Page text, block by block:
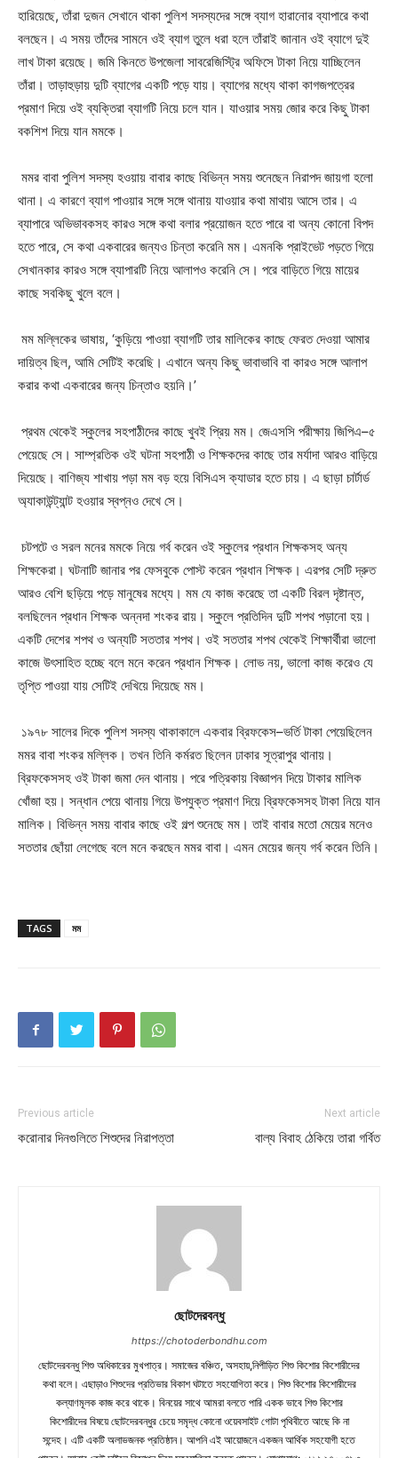
হারিয়েছে, তাঁরা দুজন সেখানে থাকা পুলিশ সদস্যদের সঙ্গে ব্যাগ হারানোর ব্যাপারে কথা
বলছেন। এ সময় তাঁদের সামনে ওই ব্যাগ তুলে ধরা হলে তাঁরাই জানান ওই ব্যাগে দুই
লাখ টাকা রয়েছে। জমি কিনতে উপজেলা সাবরেজিস্ট্রি অফিসে টাকা নিয়ে যাচ্ছিলেন
তাঁরা। তাড়াহুড়ায় দুটি ব্যাগের একটি পড়ে যায়। ব্যাগের মধ্যে থাকা কাগজপত্রের
প্রমাণ দিয়ে ওই ব্যক্তিরা ব্যাগটি নিয়ে চলে যান। যাওয়ার সময় জোর করে কিছু টাকা
বকশিশ দিয়ে যান মমকে।
মমর বাবা পুলিশ সদস্য হওয়ায় বাবার কাছে বিভিন্ন সময় শুনেছেন নিরাপদ জায়গা হলো
থানা। এ কারণে ব্যাগ পাওয়ার সঙ্গে সঙ্গে থানায় যাওয়ার কথা মাথায় আসে তার। এ
ব্যাপারে অভিভাবকসহ কারও সঙ্গে কথা বলার প্রয়োজন হতে পারে বা অন্য কোনো বিপদ
হতে পারে, সে কথা একবারের জন্যও চিন্তা করেনি মম। এমনকি প্রাইভেট পড়তে গিয়ে
সেখানকার কারও সঙ্গে ব্যাপারটি নিয়ে আলাপও করেনি সে। পরে বাড়িতে গিয়ে মায়ের
কাছে সবকিছু খুলে বলে।
মম মল্লিকের ভাষায়, ‘কুড়িয়ে পাওয়া ব্যাগটি তার মালিকের কাছে ফেরত দেওয়া আমার
দায়িত্ব ছিল, আমি সেটিই করেছি। এখানে অন্য কিছু ভাবাভাবি বা কারও সঙ্গে আলাপ
করার কথা একবারের জন্য চিন্তাও হয়নি।’
প্রথম থেকেই স্কুলের সহপাঠীদের কাছে খুবই প্রিয় মম। জেএসসি পরীক্ষায় জিপিএ–৫
পেয়েছে সে। সাম্প্রতিক ওই ঘটনা সহপাঠী ও শিক্ষকদের কাছে তার মর্যাদা আরও বাড়িয়ে
দিয়েছে। বাণিজ্য শাখায় পড়া মম বড় হয়ে বিসিএস ক্যাডার হতে চায়। এ ছাড়া চার্টার্ড
অ্যাকাউন্ট্যান্ট হওয়ার স্বপ্নও দেখে সে।
চটপটে ও সরল মনের মমকে নিয়ে গর্ব করেন ওই স্কুলের প্রধান শিক্ষকসহ অন্য
শিক্ষকেরা। ঘটনাটি জানার পর ফেসবুকে পোস্ট করেন প্রধান শিক্ষক। এরপর সেটি দ্রুত
আরও বেশি ছড়িয়ে পড়ে মানুষের মধ্যে। মম যে কাজ করেছে তা একটি বিরল দৃষ্টান্ত,
বলছিলেন প্রধান শিক্ষক অন্নদা শংকর রায়। স্কুলে প্রতিদিন দুটি শপথ পড়ানো হয়।
একটি দেশের শপথ ও অন্যটি সততার শপথ। ওই সততার শপথ থেকেই শিক্ষার্থীরা ভালো
কাজে উৎসাহিত হচ্ছে বলে মনে করেন প্রধান শিক্ষক। লোভ নয়, ভালো কাজ করেও যে
তৃপ্তি পাওয়া যায় সেটিই দেখিয়ে দিয়েছে মম।
১৯৭৮ সালের দিকে পুলিশ সদস্য থাকাকালে একবার ব্রিফকেস–ভর্তি টাকা পেয়েছিলেন
মমর বাবা শংকর মল্লিক। তখন তিনি কর্মরত ছিলেন ঢাকার সূত্রাপুর থানায়।
ব্রিফকেসসহ ওই টাকা জমা দেন থানায়। পরে পত্রিকায় বিজ্ঞাপন দিয়ে টাকার মালিক
খোঁজা হয়। সন্ধান পেয়ে থানায় গিয়ে উপযুক্ত প্রমাণ দিয়ে ব্রিফকেসসহ টাকা নিয়ে যান
মালিক। বিভিন্ন সময় বাবার কাছে ওই গল্প শুনেছে মম। তাই বাবার মতো মেয়ের মনেও
সততার ছোঁয়া লেগেছে বলে মনে করছেন মমর বাবা। এমন মেয়ের জন্য গর্ব করেন তিনি।
TAGS মম
Previous article
করোনার দিনগুলিতে শিশুদের নিরাপত্তা
Next article
বাল্য বিবাহ ঠেকিয়ে তারা গর্বিত
ছোটদেরবন্ধু
https://chotoderbondhu.com
ছোটদেরবন্ধু শিশু অধিকারের মুখপাত্র। সমাজের বঞ্চিত, অসহায়,নিপীড়িত শিশু কিশোর কিশোরীদের
কথা বলে। এছাড়াও শিশুদের প্রতিভার বিকাশ ঘটাতে সহযোগিতা করে। শিশু কিশোর কিশোরীদের
কল্যাণমূলক কাজ করে থাকে। বিনয়ের সাথে আমরা বলতে পারি একক ভাবে শিশু কিশোর
কিশোরীদের বিষয়ে ছোটদেরবন্ধুর চেয়ে সমৃদ্ধ কোনো ওয়েবসাইট গোটা পৃথিবীতে আছে কি না
সন্দেহ। এটি একটি অলাভজনক প্রতিষ্ঠান। আপনি এই আয়োজনে একজন আর্থিক সহযোগী হতে